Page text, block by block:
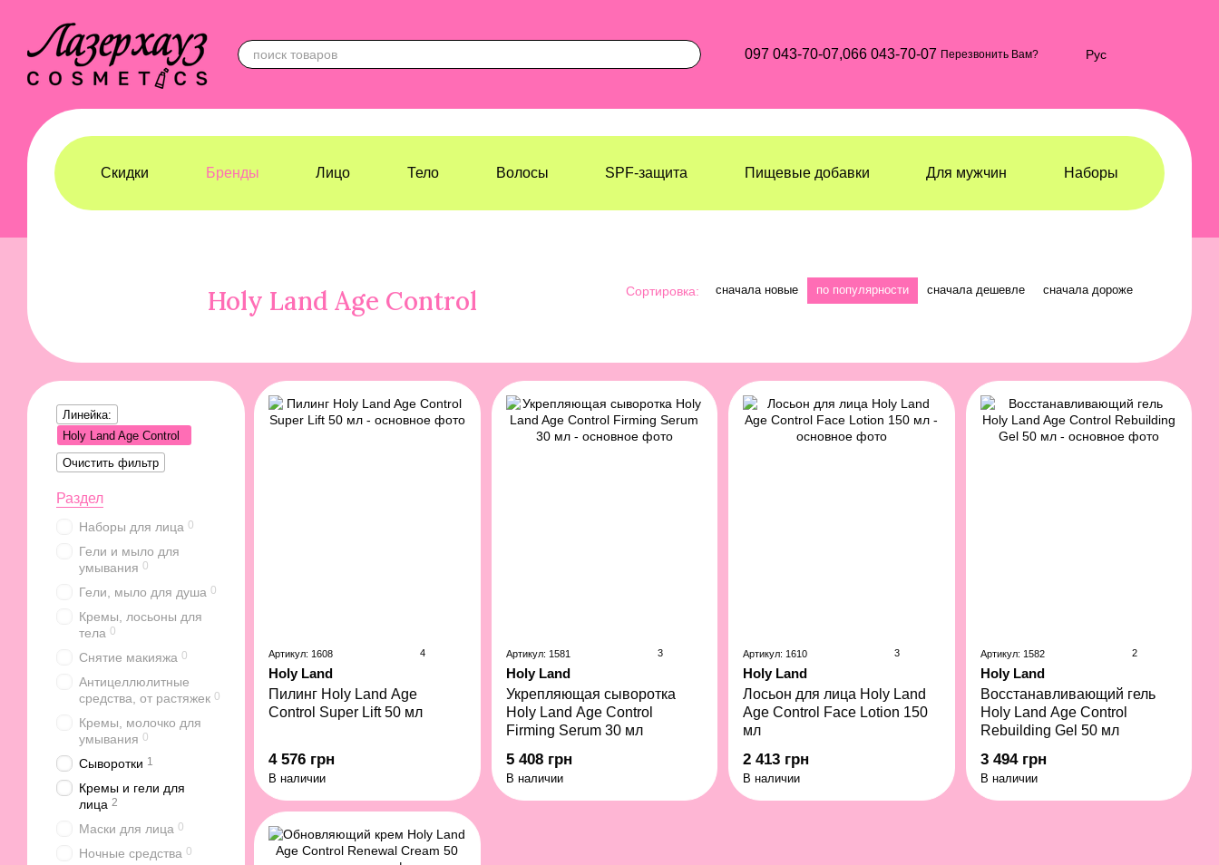
097 043-70-07,066 043-70-07 Перезвонить Вам? Рус
Скидки Бренды Лицо Тело Волосы SPF-защита Пищевые добавки Для мужчин Наборы
Holy Land Age Control Сортировка: сначала новые по популярности сначала дешевле сначала дороже
Артикул: 1608 4
Holy Land
Пилинг Holy Land Age
Control Super Lift 50 мл
4 576 грн
В наличии
Артикул: 1581 3
Holy Land
Укрепляющая сыворотка
Holy Land Age Control
Firming Serum 30 мл
5 408 грн
В наличии
Артикул: 1610 3
Holy Land
Лосьон для лица Holy Land
Age Control Face Lotion 150
мл
2 413 грн
В наличии
Артикул: 1582 2
Holy Land
Восстанавливающий гель
Holy Land Age Control
Rebuilding Gel 50 мл
3 494 грн
В наличии
Линейка:
Holy Land Age Control
Очистить фильтр
Раздел
Наборы для лица 0
Гели и мыло для
умывания 0
Гели, мыло для душа 0
Кремы, лосьоны для
тела 0
Снятие макияжа 0
Антицеллюлитные
средства, от растяжек 0
Кремы, молочко для
умывания 0
Сыворотки 1
Кремы и гели для
лица 2
Маски для лица 0
Ночные средства 0